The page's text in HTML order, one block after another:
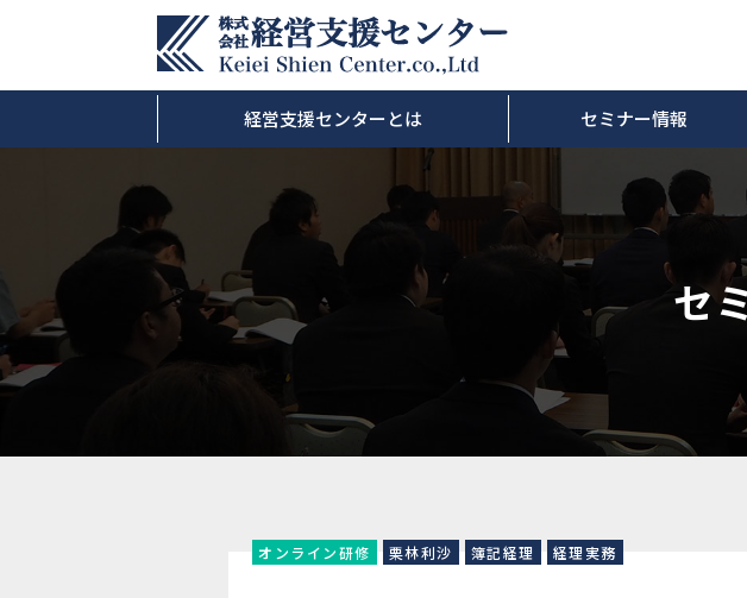
経営支援センターとは セミナー情報
セ
オンライン研修 栗林利沙 簿記経理 経理実務